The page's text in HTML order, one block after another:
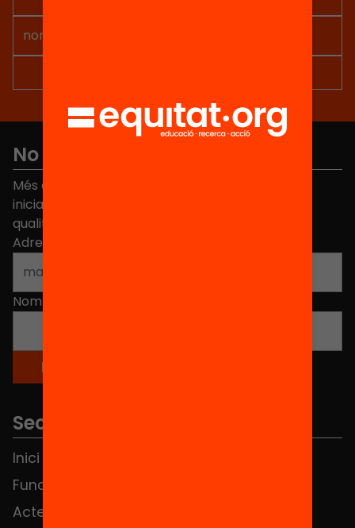
No et perdis res
Més de 40.000 persones ja han triat Equitat. Rep
iniciatives, propostes i projectes per millorar la
qualitat de l'educació a Catalunya.
Adreça electrònica
Nom
Seccions
Inici
Fundació
Actes